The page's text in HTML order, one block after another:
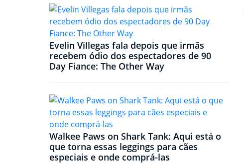
Evelin Villegas fala depois que irmãs
recebem ódio dos espectadores de 90
Day Fiance: The Other Way
Walkee Paws on Shark Tank: Aqui está o
que torna essas leggings para cães
especiais e onde comprá-las